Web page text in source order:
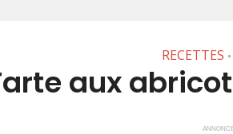
RECETTES •
aux